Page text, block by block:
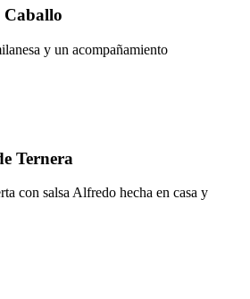
Caballo
y un acompañamiento
Ternera
con salsa Alfredo hecha en casa y